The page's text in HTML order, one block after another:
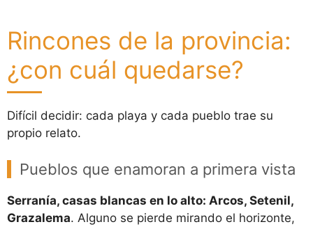
Rincones de la provincia:
¿con cuál quedarse?
Difícil decidir: cada playa y cada pueblo trae su
propio relato.
Pueblos que enamoran a primera vista
Serranía, casas blancas en lo alto: Arcos, Setenil,
Grazalema. Alguno se pierde mirando el horizonte,